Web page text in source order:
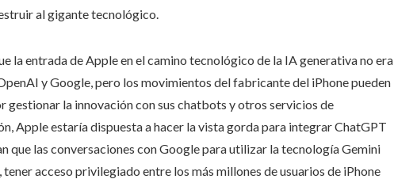
al gigante tecnológico.
la entrada de Apple en el camino tecnológico de la IA generativa no era
y Google, pero los movimientos del fabricante del iPhone pueden
la innovación con sus chatbots y otros servicios de
Apple estaría dispuesta a hacer la vista gorda para integrar ChatGPT
que las conversaciones con Google para utilizar la tecnología Gemini
acceso privilegiado entre los más millones de usuarios de iPhone